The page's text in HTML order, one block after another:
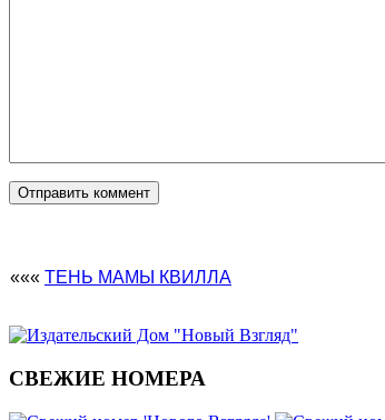
««« ТЕНЬ МАМЫ КВИЛЛА
СВЕЖИЕ НОМЕРА